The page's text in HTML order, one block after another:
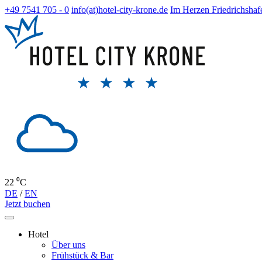
+49 7541 705 - 0 info(at)hotel-city-krone.de Im Herzen
22 ⁰C
DE /EN
Jetzt buchen
Hotel
Über uns
Frühstück & Bar